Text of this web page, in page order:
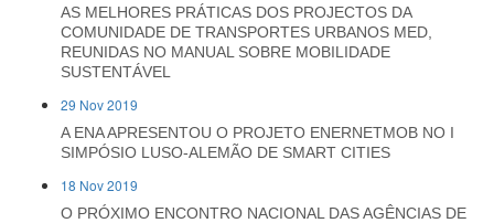
AS MELHORES PRÁTICAS DOS PROJECTOS DA
COMUNIDADE DE TRANSPORTES URBANOS MED,
REUNIDAS NO MANUAL SOBRE MOBILIDADE
SUSTENTÁVEL
29 Nov 2019
A ENA APRESENTOU O PROJETO ENERNETMOB NO I
SIMPÓSIO LUSO-ALEMÃO DE SMART CITIES
18 Nov 2019
O PRÓXIMO ENCONTRO NACIONAL DAS AGÊNCIAS DE